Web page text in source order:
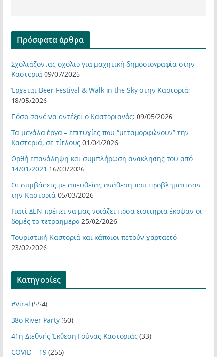
Πρόσφατα άρθρα
Σχολιάζοντας σχόλιο για μαχητική δημοσιογραφία στην
Καστοριά 09/07/2026
Έρχεται Beer Festival & Walk in the Sky στην Καστοριά;
18/05/2026
Πόσο σανό να αντέξει ο Καστοριανός; 09/05/2026
Τα μεγάλα έργα – επιτυχίες που “μεταμορφώνουν” την
Καστοριά, σε τίτλους 01/04/2026
Ορθή επανάληψη και συμπλήρωση ανάκλησης του από
14/01/2021 16/03/2026
Οι συμβάσεις με απευθείας ανάθεση που προβλημάτισαν
την Καστοριά 05/03/2026
Γιατί ΔΕΝ πρέπει να μας νοιάζει πόσα εισιτήρια έκοψαν οι
δομές το τετραήμερο 25/02/2026
Τουριστική Καστοριά και κάποιοι πετούν χαρταετό
23/02/2026
Kατηγορίες
#Viral (554)
38ο River Party(60)
41η Διεθνής Έκθεση Γούνας Καστοριάς(33)
COVID – 19(255)